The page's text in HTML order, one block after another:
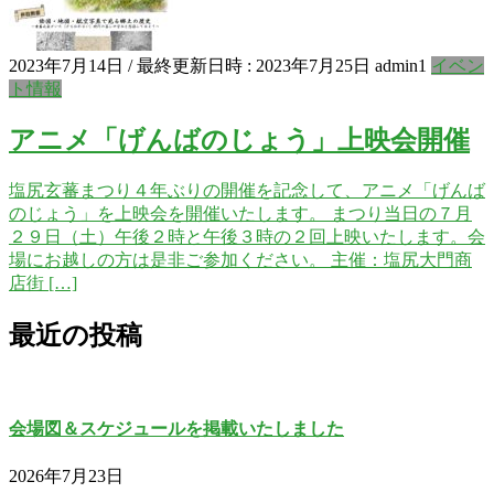
2023年7月14日 / 最終更新日時 : 2023年7月25日 admin1 イベン
ト情報
アニメ「げんばのじょう」上映会開催
塩尻玄蕃まつり４年ぶりの開催を記念して、アニメ「げんば
のじょう」を上映会を開催いたします。 まつり当日の７月
２９日（土）午後２時と午後３時の２回上映いたします。会
場にお越しの方は是非ご参加ください。 主催：塩尻大門商
店街 […]
最近の投稿
会場図＆スケジュールを掲載いたしました
2026年7月23日